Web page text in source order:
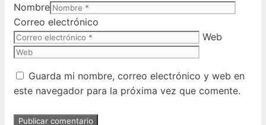
Nombre
Correo electrónico
Web
Guarda mi nombre, correo electrónico y web en
este navegador para la próxima vez que comente.